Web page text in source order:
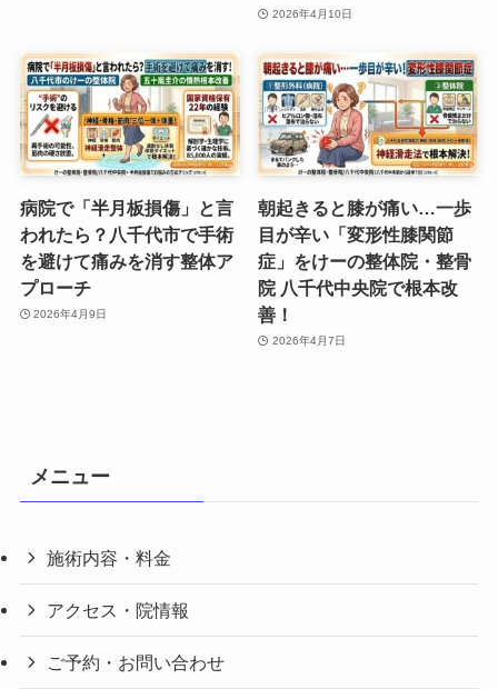
2026年4月10日
病院で「半月板損傷」と言
われたら？八千代市で手術
を避けて痛みを消す整体ア
プローチ
2026年4月9日
朝起きると膝が痛い…一歩
目が辛い「変形性膝関節
症」をけーの整体院・整骨
院 八千代中央院で根本改
善！
2026年4月7日
メニュー
施術内容・料金
アクセス・院情報
ご予約・お問い合わせ